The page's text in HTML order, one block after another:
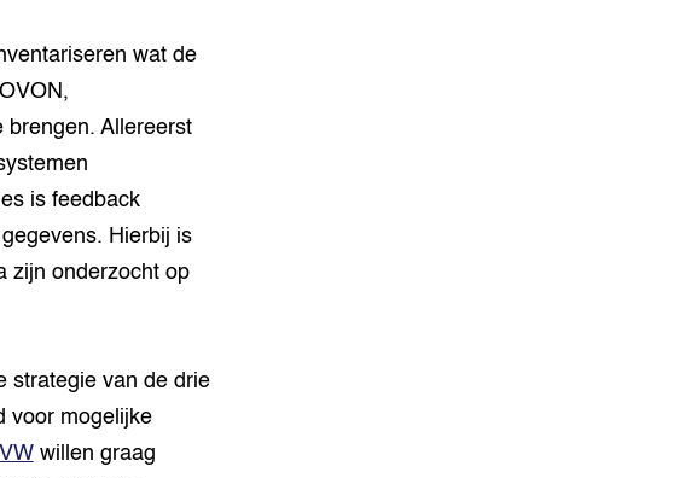
wat de
brengen. Allereerst
is feedback
Hierbij is
zijn onderzocht op
strategie van de drie
voor mogelijke
willen graag